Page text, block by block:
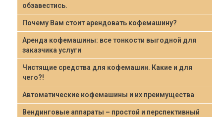
обзавестись.
Почему Вам стоит арендовать кофемашину?
Аренда кофемашины: все тонкости выгодной для
заказчика услуги
Чистящие средства для кофемашин. Какие и для
чего?!
Автоматические кофемашины и их преимущества
Вендинговые аппараты – простой и перспективный